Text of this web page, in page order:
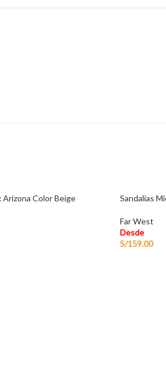
Arizona Color Beige Sandalias
Far West
Desde
S/159.00